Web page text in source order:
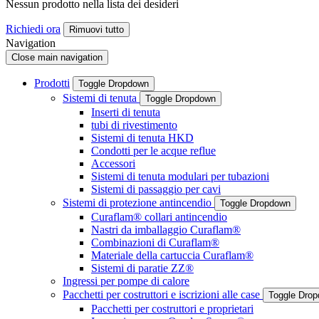
Nessun prodotto nella lista dei desideri
Richiedi ora Rimuovi tutto
Navigation
Close main navigation
Prodotti Toggle Dropdown
Sistemi di tenuta Toggle Dropdown
Inserti di tenuta
tubi di rivestimento
Sistemi di tenuta HKD
Condotti per le acque reflue
Accessori
Sistemi di tenuta modulari per tubazioni
Sistemi di passaggio per cavi
Sistemi di protezione antincendio
Toggle Dropdown
Curaflam® collari antincendio
Nastri da imballaggio Curaflam®
Combinazioni di Curaflam®
Materiale della cartuccia Curaflam®
Sistemi di paratie ZZ®
Ingressi per pompe di calore
Pacchetti per costruttori e iscrizioni alle case
Toggle
Pacchetti per costruttori e proprietari